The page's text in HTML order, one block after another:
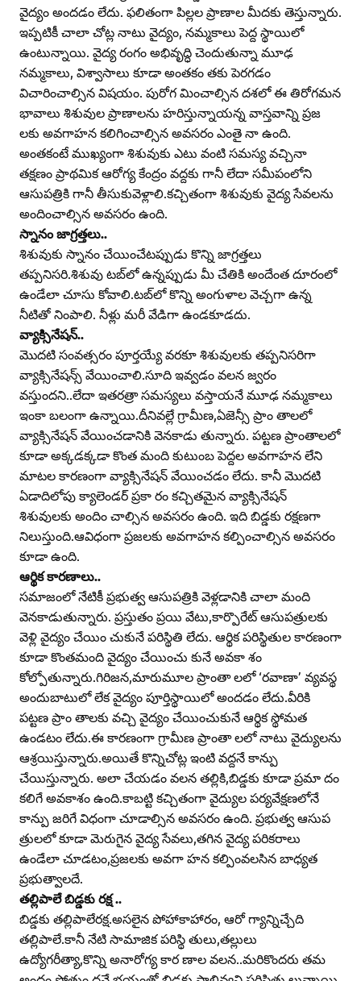
వైద్యం అందడం లేదు. ఫలితంగా పిల్లల ప్రాణాల మీదకు తెస్తున్నారు.
ఇప్పటికీ చాలా చోట్ల నాటు వైద్యం, నమ్మకాలు పెద్ద స్థాయిలో
ఉంటున్నాయి. వైద్య రంగం అభివృద్ధి చెందుతున్నా మూఢ
నమ్మకాలు, విశ్వాసాలు కూడా అంతకం తకు పెరగడం
విచారించాల్సిన విషయం. పురోగ మించాల్సిన దశలో ఈ తిరోగమన
భావాలు శిశువుల ప్రాణాలను హరిస్తున్నాయన్న వాస్తవాన్ని ప్రజ
లకు అవగాహన కలిగించాల్సిన అవసరం ఎంతై నా ఉంది.
అంతకంటే ముఖ్యంగా శిశువుకు ఎటు వంటి సమస్య వచ్చినా
తక్షణం ప్రాథమిక ఆరోగ్య కేంద్రం వద్దకు గానీ లేదా సమీపంలోని
ఆసుపత్రికి గానీ తీసుకువెళ్లాలి.కచ్చితంగా శిశువుకు వైద్య సేవలను
అందించాల్సిన అవసరం ఉంది.
స్నానం జాగ్రత్తలు..
శిశువుకు స్నానం చేయించేటప్పుడు కొన్ని జాగ్రత్తలు
తప్పనిసరి.శిశువు టబ్‌లో ఉన్నప్పుడు మీ చేతికి అందేంత దూరంలో
ఉండేలా చూసు కోవాలి.టబ్‌లో కొన్ని అంగుళాల వెచ్చగా ఉన్న
నీటితో నింపాలి. నీళ్లు మరీ వేడిగా ఉండకూడదు.
వ్యాక్సినేషన్‌..
మొదటి సంవత్సరం పూర్తయ్యే వరకూ శిశువులకు తప్పనిసరిగా
వ్యాక్సినేషన్స్‌ వేయించాలి.సూది ఇవ్వడం వలన జ్వరం
వస్తుందని..లేదా ఇతరత్రా సమస్యలు వస్తాయనే మూఢ నమ్మకాలు
ఇంకా బలంగా ఉన్నాయి.దీనివల్లే గ్రామీణ,ఏజెన్సీ ప్రాం తాలలో
వ్యాక్సినేషన్‌ వేయించడానికి వెనకాడు తున్నారు. పట్టణ ప్రాంతాలలో
కూడా అక్కడక్కడా కొంత మంది కుటుంబ పెద్దల అవగాహన లేని
మాటల కారణంగా వ్యాక్సినేషన్‌ వేయించడం లేదు. కానీ మొదటి
ఏడాదిలోపు క్యాలెండర్‌ ప్రకా రం కచ్చితమైన వ్యాక్సినేషన్‌
శిశువులకు అందిం చాల్సిన అవసరం ఉంది. ఇది బిడ్డకు రక్షణగా
నిలుస్తుంది.ఆవిధంగా ప్రజలకు అవగాహన కల్పించాల్సిన అవసరం
కూడా ఉంది.
ఆర్థిక కారణాలు..
సమాజంలో నేటికీ ప్రభుత్వ ఆసుపత్రికి వెళ్లడానికి చాలా మంది
వెనకాడుతున్నారు. ప్రస్తుతం ప్రయి వేటు,కార్పొరేట్‌ ఆసుపత్రులకు
వెళ్లి వైద్యం చేయిం చుకునే పరిస్థితి లేదు. ఆర్థిక పరిస్థితుల కారణంగా
కూడా కొంతమంది వైద్యం చేయించు కునే అవకా శం
కోల్పోతున్నారు.గిరిజన,మారుమూల ప్రాంతా లలో ‘రవాణా’ వ్యవస్థ
అందుబాటులో లేక వైద్యం పూర్తిస్థాయిలో అందడం లేదు.వీరికి
పట్టణ ప్రాం తాలకు వచ్చి వైద్యం చేయించుకునే ఆర్థిక స్థోమత
ఉండటం లేదు.ఈ కారణంగా గ్రామీణ ప్రాంతా లలో నాటు వైద్యులను
ఆశ్రయిస్తున్నారు.అయితే కొన్నిచోట్ల ఇంటి వద్దనే కాన్పు
చేయిస్తున్నారు. అలా చేయడం వలన తల్లికి,బిడ్డకు కూడా ప్రమా దం
కలిగే అవకాశం ఉంది.కాబట్టి కచ్చితంగా వైద్యుల పర్యవేక్షణలోనే
కాన్పు జరిగే విధంగా చూడాల్సిన అవసరం ఉంది. ప్రభుత్వ ఆసుప
త్రులలో కూడా మెరుగైన వైద్య సేవలు,తగిన వైద్య పరికరాలు
ఉండేలా చూడటం,ప్రజలకు అవగా హన కల్పింవలసిన బాధ్యత
ప్రభుత్వాలదే.
తల్లిపాలే బిడ్డకు రక్ష ..
బిడ్డకు తల్లిపాలేరక్ష.అసలైన పోహాకాహారం, ఆరో గ్యాన్నిచ్చేది
తల్లిపాలే.కానీ నేటి సామాజిక పరిస్థి తులు,తల్లులు
ఉద్యోగరీత్యా,కొన్ని అనారోగ్య కార ణాల వలన..మరికొందరు తమ